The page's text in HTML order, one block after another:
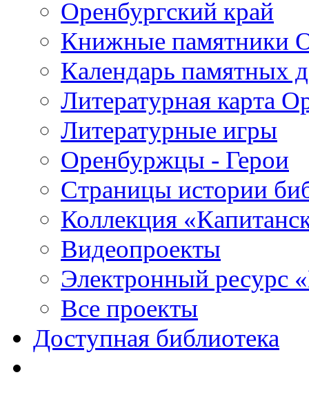
Оренбургский край
Книжные памятники
Календарь памятных
Литературная карта
Литературные игры
Оренбуржцы - Герои
Страницы истории
Коллекция
Видеопроекты
Электронный ресурс
Все проекты
Доступная библиотека